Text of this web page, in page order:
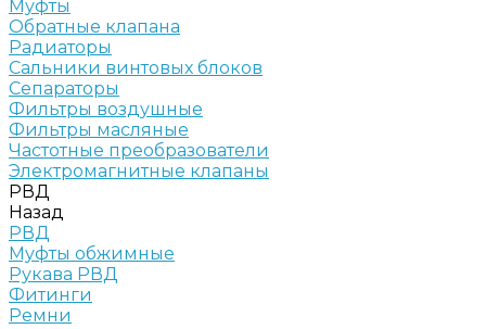
Муфты
Обратные клапана
Радиаторы
Сальники винтовых блоков
Сепараторы
Фильтры воздушные
Фильтры масляные
Частотные преобразователи
Электромагнитные клапаны
РВД
Назад
РВД
Муфты обжимные
Рукава РВД
Фитинги
Ремни